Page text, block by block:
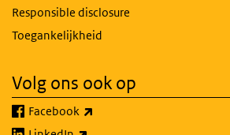
Responsible disclosure
Toegankelijkheid
Volg ons ook op
Facebook